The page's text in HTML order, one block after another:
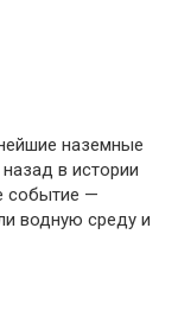
наземные
в истории
событие —
водную среду и